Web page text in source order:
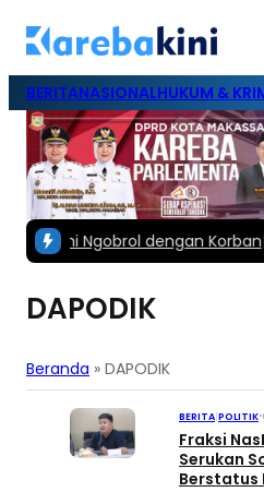
BERITANASIONALHUKUM &
demi Ngobrol dengan Korban|
DAPODIK
Beranda » DAPODIK
BERITA|POLITIK•
Fraksi
Serukan
Berstatus